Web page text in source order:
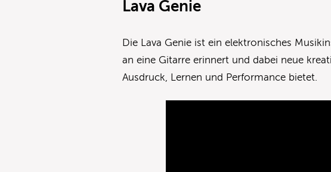
Lava Genie
Die Lava Genie ist ein elektronisches
an eine Gitarre erinnert und dabei neue
Ausdruck, Lernen und Performance bietet.